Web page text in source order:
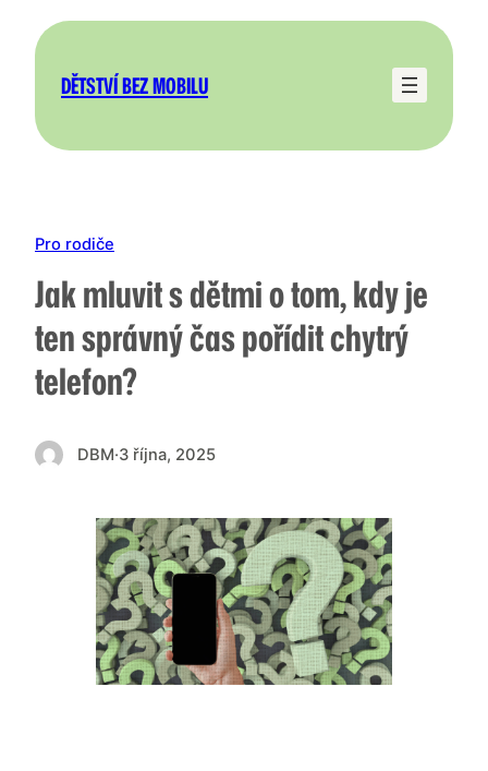
Přeskočit
DĚTSTVÍ BEZ MOBILU
Pro rodiče
Jak mluvit s dětmi o tom, kdy je
ten správný čas pořídit chytrý
telefon?
DBM·3 října, 2025